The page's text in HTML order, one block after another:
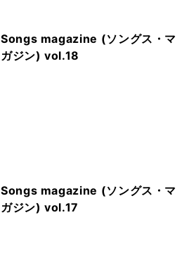
Songs magazine (ソングス・マ
ガジン) vol.18
Songs magazine (ソングス・マ
ガジン) vol.17